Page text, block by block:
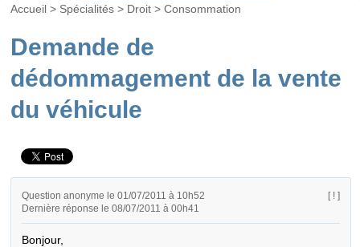
Accueil > Spécialités > Droit >Consommation
Demande de
dédommagement de la vente
du véhicule
Question anonyme le 01/07/2011 à 10h52
Dernière réponse le 08/07/2011 à 00h41
[ ! ]
Bonjour,